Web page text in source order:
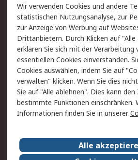
Rücksendungen
Hilfe
Rechtliches
AGB
Cookie-Richtlinie
Copyright/Impressum
RS
Wir verwenden Cookies und andere
statistischen Nutzungsanalyse, zur
zur Anzeige von Werbung auf
Drittanbietern. Durch Klicken auf
erklären Sie sich mit der Verarbeitung
essentiellen Cookies einverstanden.
Cookies auswählen, indem Sie auf
verwalten" klicken. Wenn Sie dies
Sie auf "Alle ablehnen". Dies kann
bestimmte Funktionen einschränken.
Informationen finden Sie in unserer
Alle